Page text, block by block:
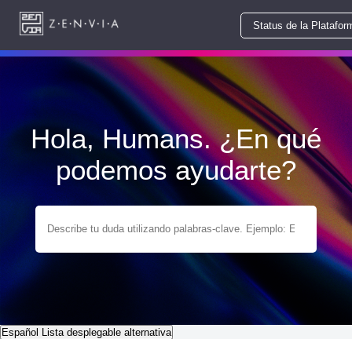
Status de la
Hola, Humans. ¿En qué
podemos ayudarte?
Español Lista desplegable alternativa